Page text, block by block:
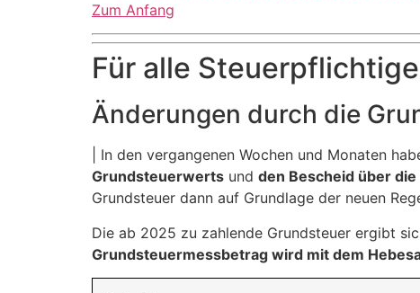
Zum Anfang
Für alle
Änderungen durch die
| In den vergangenen Wochen und Monaten
Grundsteuerwerts und den Bescheid über
Grundsteuer dann auf Grundlage der neuen
Die ab 2025 zu zahlende Grundsteuer ergibt
Grundsteuermessbetrag wird mit dem